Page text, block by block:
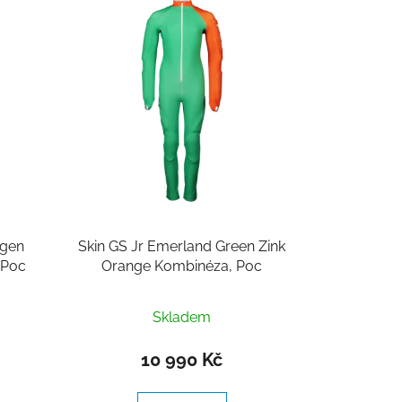
Skin GS Jr Emerland Green Zink
Orange Kombinéza, Poc
hodnocení
produktu
je
Skladem
10 990 Kč